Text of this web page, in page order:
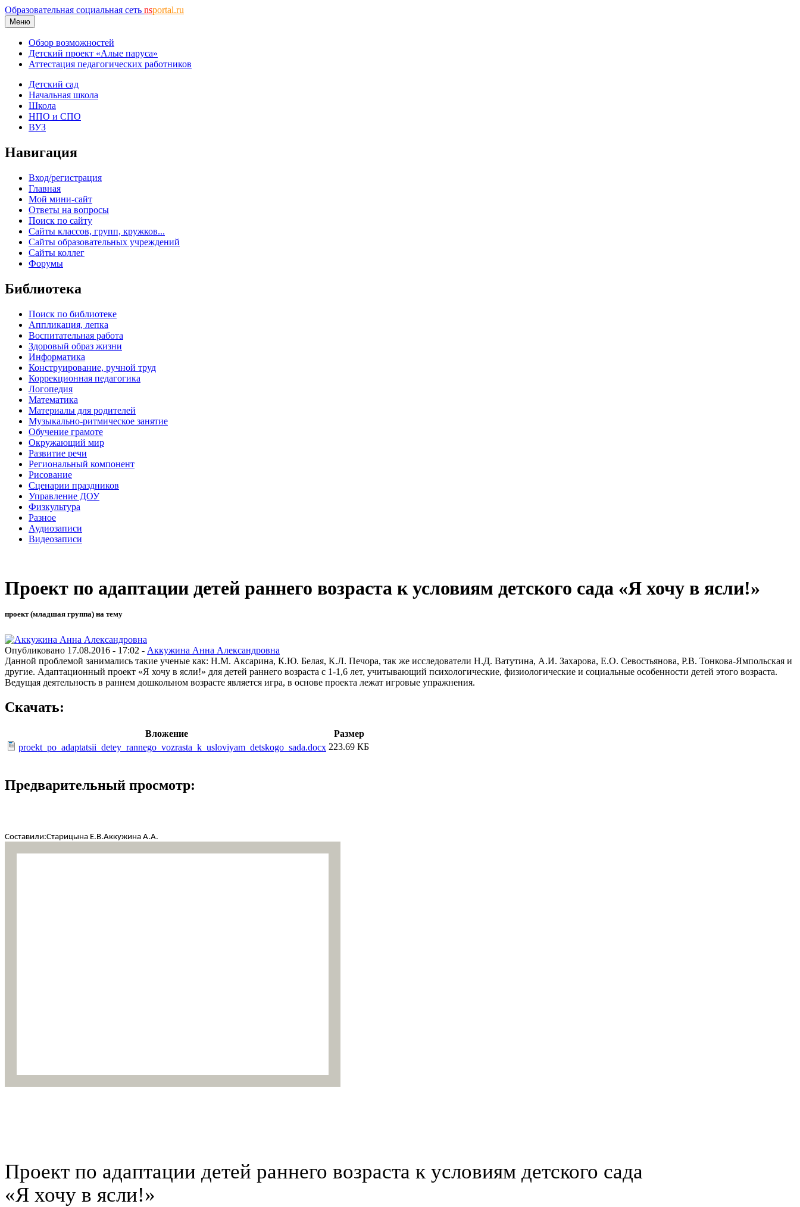
Образовательная социальная сеть nsportal.ru
Меню
Обзор возможностей
Детский проект «Алые паруса»
Аттестация педагогических работников
Детский сад
Начальная школа
Школа
НПО и СПО
ВУЗ
Навигация
Вход/регистрация
Главная
Мой мини-сайт
Ответы на вопросы
Поиск по сайту
Сайты классов, групп, кружков...
Сайты образовательных учреждений
Сайты коллег
Форумы
Библиотека
Поиск по библиотеке
Аппликация, лепка
Воспитательная работа
Здоровый образ жизни
Информатика
Конструирование, ручной труд
Коррекционная педагогика
Логопедия
Математика
Материалы для родителей
Музыкально-ритмическое занятие
Обучение грамоте
Окружающий мир
Развитие речи
Региональный компонент
Рисование
Сценарии праздников
Управление ДОУ
Физкультура
Разное
Аудиозаписи
Видеозаписи
Проект по адаптации детей раннего возраста к условиям детского сада «Я хочу в ясли!»
проект (младшая группа) на тему
Опубликовано 17.08.2016 - 17:02 - Аккужина Анна Александровна
Данной проблемой занимались такие ученые как: Н.М. Аксарина, К.Ю. Белая, К.Л. Печора, так же исследователи Н.Д. Ватутина, А.И. Захарова, Е.О. Севостьянова, Р.В. Тонкова-Ямпольская и
другие. Адаптационный проект «Я хочу в ясли!» для детей раннего возраста с 1-1,6 лет, учитывающий психологические, физиологические и социальные особенности детей этого возраста.
Ведущая деятельность в раннем дошкольном возрасте является игра, в основе проекта лежат игровые упражнения.
Скачать:
Вложение
Размер
proekt_po_adaptatsii_detey_rannego_vozrasta_k_usloviyam_detskogo_sada.docx 223.69 КБ
Предварительный просмотр:
Составили:Старицына Е.В.Аккужина А.А.
Проект по адаптации детей раннего возраста к условиям детского сада
«Я хочу в ясли!»